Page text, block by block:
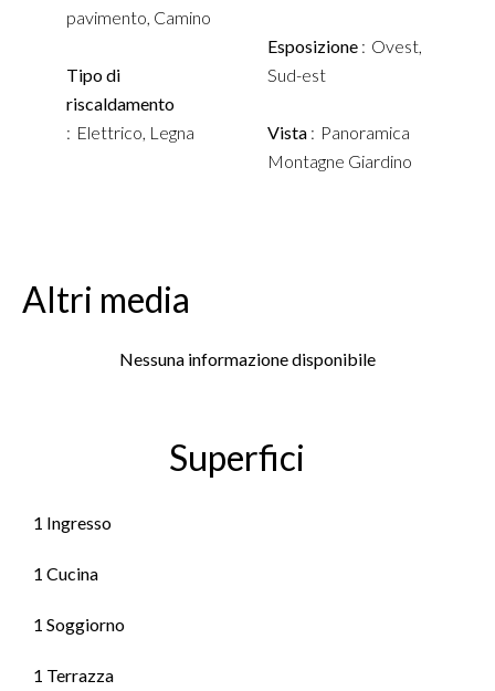
pavimento, Camino
Tipo di
riscaldamento
Elettrico, Legna
Esposizione
Ovest,
Sud-est
Vista
Panoramica
Montagne Giardino
Altri media
Nessuna informazione disponibile
Superfici
1 Ingresso
1 Cucina
1 Soggiorno
1 Terrazza